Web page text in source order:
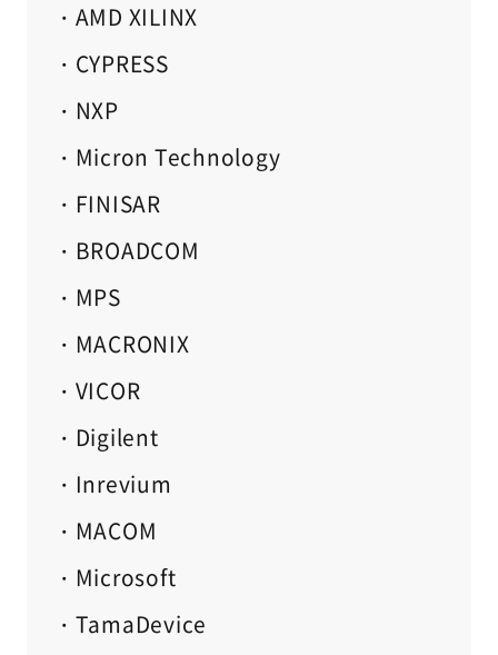
・AMD XILINX
・CYPRESS
・NXP
・Micron Technology
・FINISAR
・BROADCOM
・MPS
・MACRONIX
・VICOR
・Digilent
・Inrevium
・MACOM
・Microsoft
・TamaDevice